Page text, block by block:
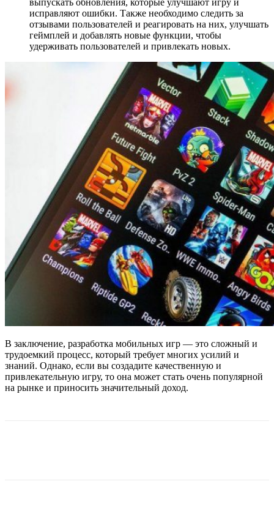
выпускать обновления, которые улучшают игру и
исправляют ошибки. Также необходимо следить за
отзывами пользователей и реагировать на них, улучшать
геймплей и добавлять новые функции, чтобы
удерживать пользователей и привлекать новых.
В заключение, разработка мобильных игр — это сложный и
трудоемкий процесс, который требует многих усилий и
знаний. Однако, если вы создадите качественную и
привлекательную игру, то она может стать очень популярной
на рынке и приносить значительный доход.